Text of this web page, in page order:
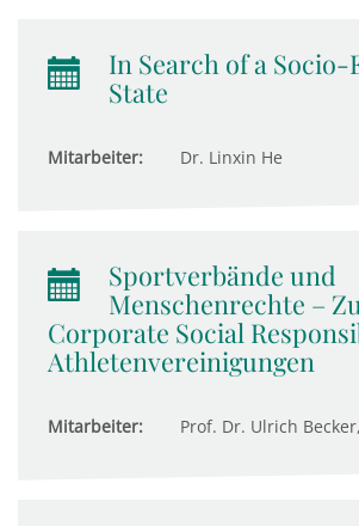
In Search of a Socio-
State
Mitarbeiter: Dr. Linxin He
Sportverbände und
Menschenrechte –
Corporate Social
Athletenvereinigungen
Mitarbeiter: Prof. Dr. Ulrich